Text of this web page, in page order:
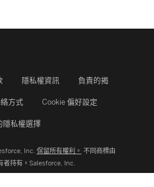
隱私權資訊 負責的揭
方式 Cookie 偏好設定
隱私權選擇
Inc. 保留所有權利。 不同商標由
者持有。Salesforce, Inc.